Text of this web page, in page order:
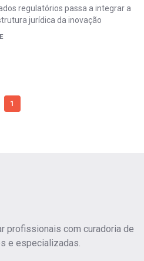
regulatórios passa a integrar a
jurídica da inovação
1
profissionais com curadoria de
e especializadas.